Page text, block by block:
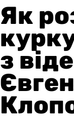
Як
з